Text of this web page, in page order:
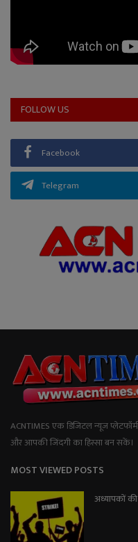
FOLLOW US
Facebook
Telegram
ACNTIMES एक डिजिटल न्यूज
और आपकी जिंदगी का हिस्सा बन सकें।
MOST VIEWED POSTS
अध्यापकों